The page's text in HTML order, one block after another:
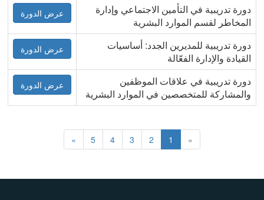
دورة تدريبية في التأمين الاجتماعي وإدارة
المخاطر لقسم الموارد البشرية
عرض الدورة
دورة تدريبية للمديرين الجدد: أساسيات
القيادة والإدارة الفعّالة
عرض الدورة
دورة تدريبية في علاقات الموظفين
والمشاركة للمتخصصين في الموارد البشرية
عرض الدورة
«
1
2
3
4
5
»